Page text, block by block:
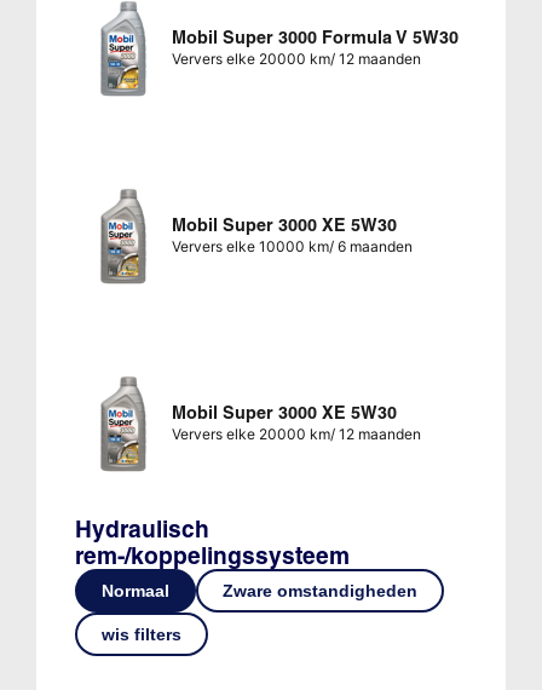
Mobil Super 3000 Formula V 5W30
Ververs elke 20000 km/ 12 maanden
Mobil Super 3000 XE 5W30
Ververs elke 10000 km/ 6 maanden
Mobil Super 3000 XE 5W30
Ververs elke 20000 km/ 12 maanden
Hydraulisch
rem-/koppelingssysteem
Normaal Zware omstandigheden
wis filters